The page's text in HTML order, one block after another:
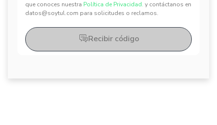
que conoces nuestra Política de Privacidad. y contáctanos en
datos@soytul.com para solicitudes o reclamos.
Recibir código